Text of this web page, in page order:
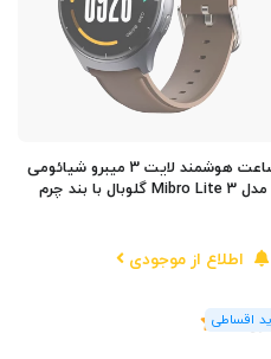
ساعت هوشمند لایت 3 میبرو شیائومی
مدل Mibro Lite 3 گلوبال با بند چرم
اطلاع از موجودی
رای)
5